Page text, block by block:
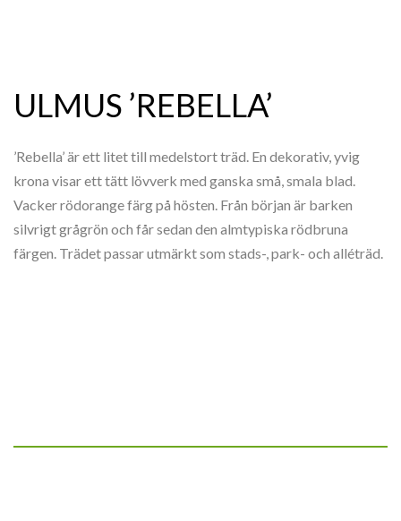
ULMUS ’REBELLA’
’Rebella’ är ett litet till medelstort träd. En dekorativ, yvig
krona visar ett tätt lövverk med ganska små, smala blad.
Vacker rödorange färg på hösten. Från början är barken
silvrigt grågrön och får sedan den almtypiska rödbruna
färgen. Trädet passar utmärkt som stads-, park- och alléträd.